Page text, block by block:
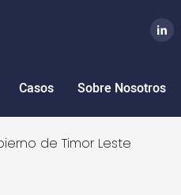
Casos Sobre Nosotros
de Timor Leste